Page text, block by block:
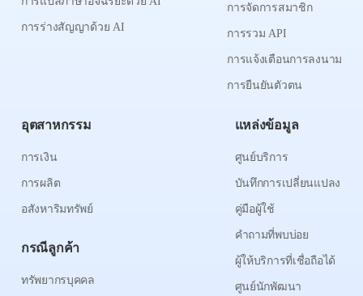
การร่างสัญญาด้วย AI
การจัดการสมาชิก
การรวม API
การแจ้งเตือนการลงนาม
การยืนยันตัวตน
อุตสาหกรรม
การเงิน
การผลิต
อสังหาริมทรัพย์
กรณีลูกค้า
ทรัพยากรบุคคล
แหล่งข้อมูล
ศูนย์บริการ
บันทึกการเปลี่ยนแปลง
คู่มือผู้ใช้
คำถามที่พบบ่อย
ผู้ให้บริการที่เชื่อถือได้
ศูนย์นักพัฒนา